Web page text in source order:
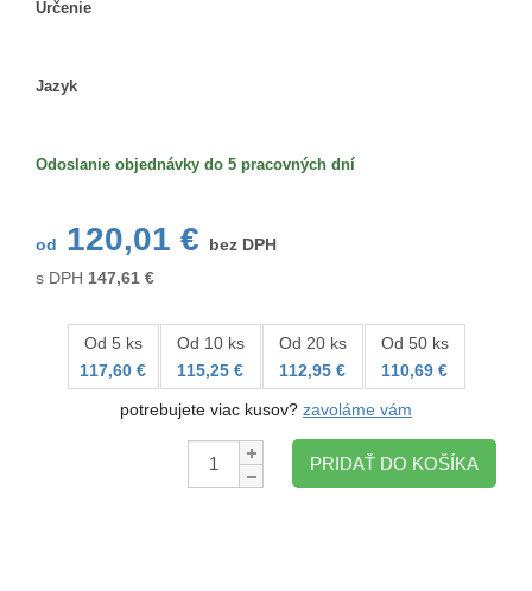
Určenie
Jazyk
Odoslanie objednávky do 5 pracovných dní
od 120,01 €
bez DPH
s DPH 147,61 €
Od 5 ks
117,60 €
Od 10 ks
115,25 €
Od 20 ks
112,95 €
Od 50 ks
110,69 €
potrebujete viac kusov? zavoláme vám
Množstvo:
PRIDAŤ DO KOŠÍKA